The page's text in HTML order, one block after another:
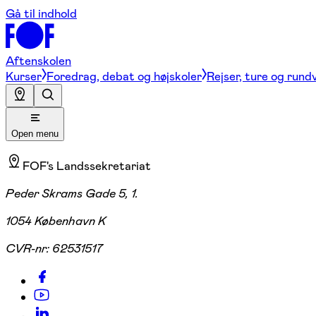
Gå til indhold
Aftenskolen
Kurser Foredrag, debat og højskoler Rejser, ture og
Open menu
FOF's Landssekretariat
Peder Skrams Gade 5, 1.
1054 København K
CVR-nr: 62531517